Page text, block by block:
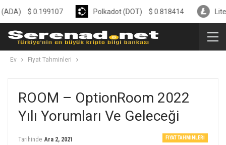
Ev Fiyat Tahminleri
ROOM – OptionRoom 2022
Yılı Yorumları Ve Geleceği
FIYAT TAHMINLERI
Tarihinde Ara 2, 2021
$0.199107 Polkadot (DOT) $0.818414 Litecoin